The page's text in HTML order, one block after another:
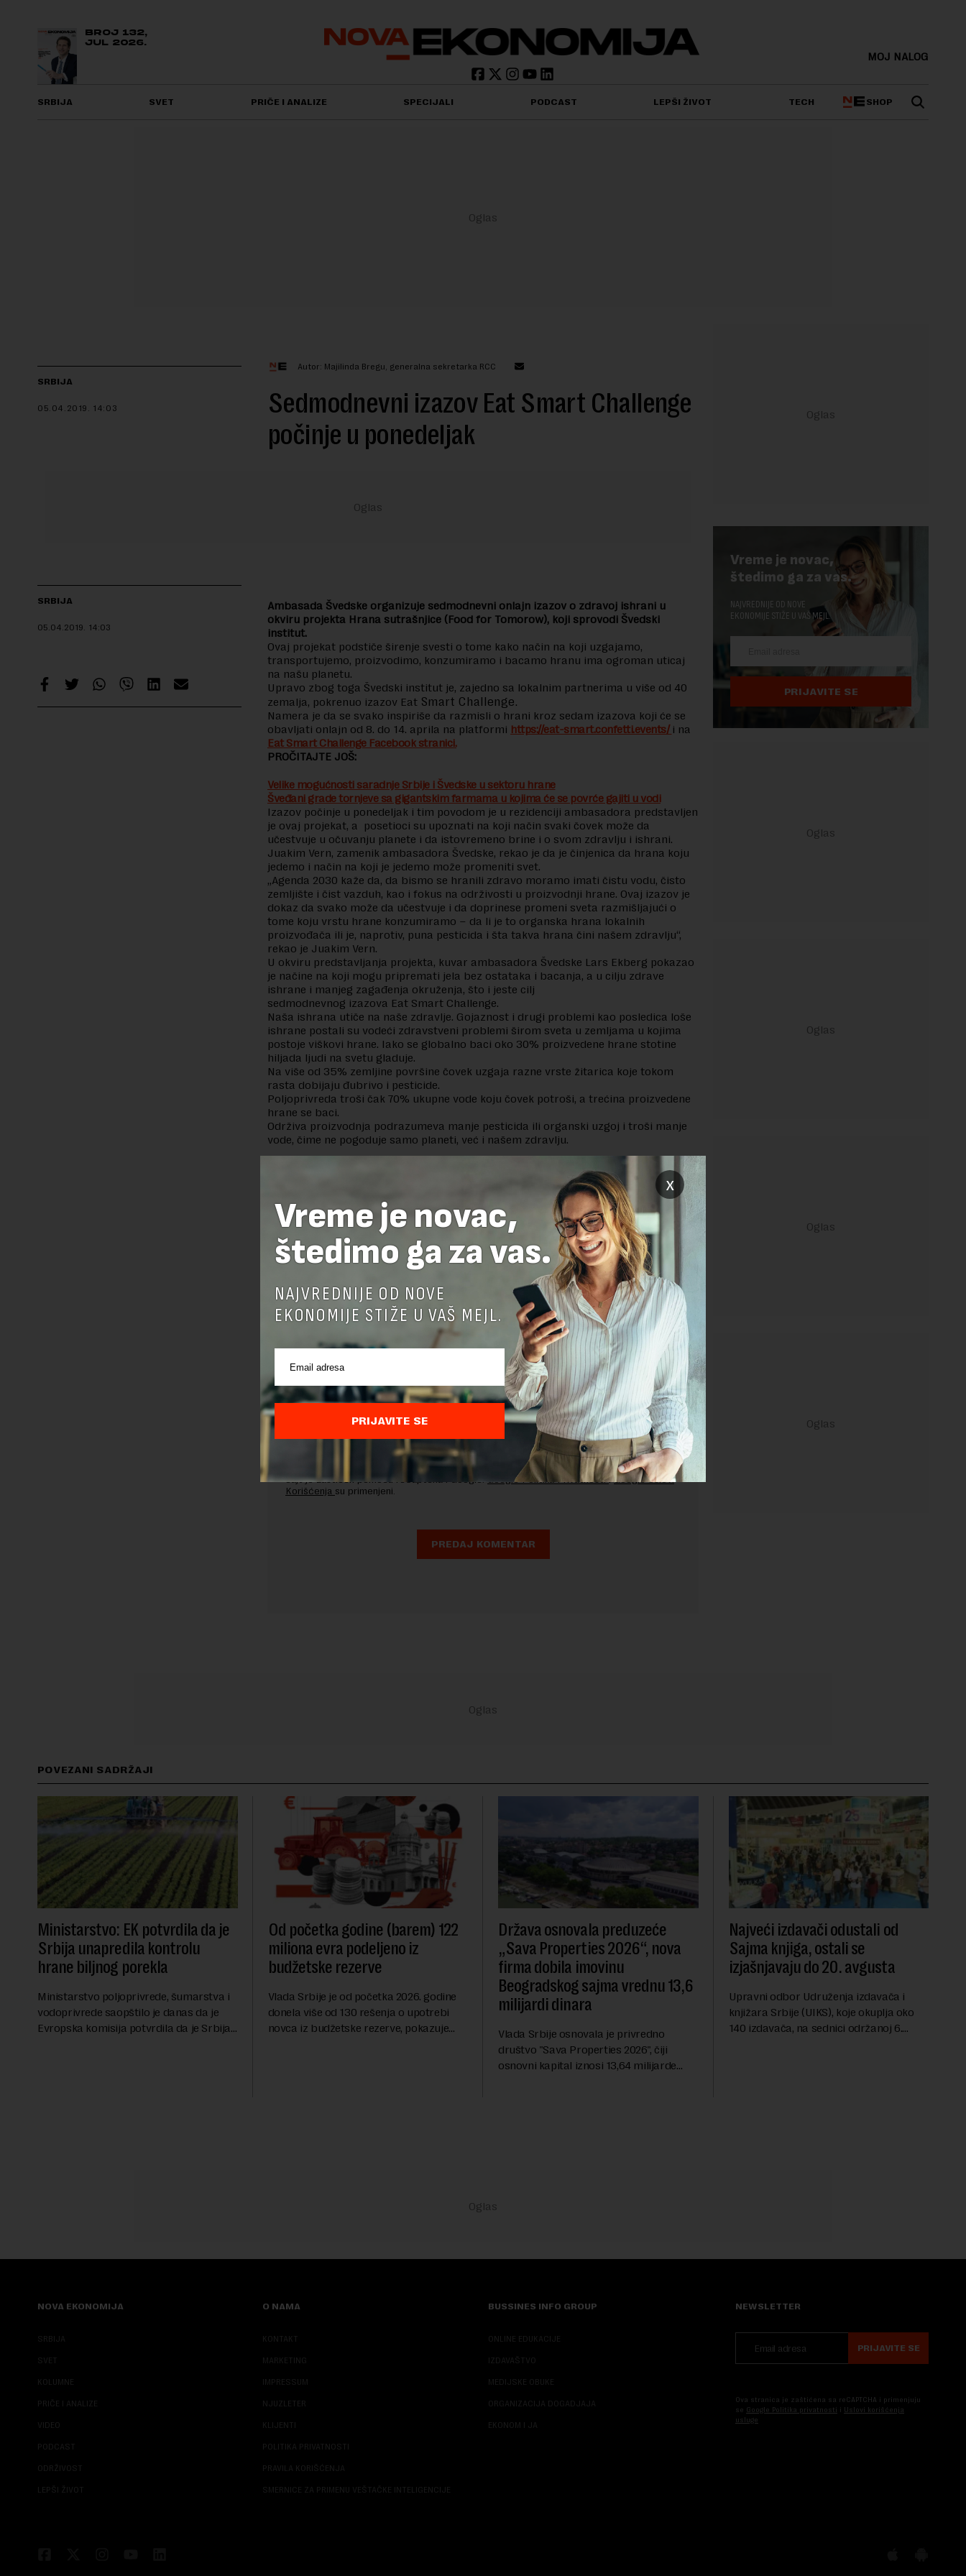
BROJ 132,
JUL 2026.
MOJ NALOG
SRBIJA SVET PRIČE I ANALIZE SPECIJALI PODCAST LEPŠI ŽIVOT TECH SHOP
SRBIJA
05.04.2019. 14:03
Autor: Majilinda Bregu, generalna sekretarka RCC
Sedmodnevni izazov Eat Smart Challenge
počinje u ponedeljak
SRBIJA
05.04.2019. 14:03
Ambasada Švedske organizuje sedmodnevni onlajn izazov o zdravoj ishrani u
okviru projekta Hrana sutrašnjice (Food for Tomorow), koji sprovodi Švedski
institut.
Ovaj projekat podstiče širenje svesti o tome kako način na koji uzgajamo,
transportujemo, proizvodimo, konzumiramo i bacamo hranu ima ogroman uticaj
na našu planetu.
Upravo zbog toga Švedski institut je, zajedno sa lokalnim partnerima u više od 40
zemalja, pokrenuo izazov Eat Smart Challenge.
Namera je da se svako inspiriše da razmisli o hrani kroz sedam izazova koji će se
obavljati onlajn od 8. do 14. aprila na platformi https://eat-smart.confetti.events/ i na
Eat Smart Challenge Facebook stranici.
PROČITAJTE JOŠ:
Velike mogućnosti saradnje Srbije i Švedske u sektoru hrane
Šveđani grade tornjeve sa gigantskim farmama u kojima će se povrće gajiti u vodi
Izazov počinje u ponedeljak i tim povodom je u rezidenciji ambasadora predstavljen
je ovaj projekat, a posetioci su upoznati na koji način svaki čovek može da
učestvuje u očuvanju planete i da istovremeno brine i o svom zdravlju i ishrani.
Juakim Vern, zamenik ambasadora Švedske, rekao je da je činjenica da hrana koju
jedemo i način na koji je jedemo može promeniti svet.
„Agenda 2030 kaže da, da bismo se hranili zdravo moramo imati čistu vodu, čisto
zemljište i čist vazduh, kao i fokus na održivosti u proizvodnji hrane. Ovaj izazov je
dokaz da svako može da učestvuje i da doprinese promeni sveta razmišljajući o
tome koju vrstu hrane konzumiramo – da li je to organska hrana lokalnih
proizvođača ili je, naprotiv, puna pesticida i šta takva hrana čini našem zdravlju“,
rekao je Juakim Vern.
U okviru predstavljanja projekta, kuvar ambasadora Švedske Lars Ekberg pokazao
je načine na koji mogu pripremati jela bez ostataka i bacanja, a u cilju zdrave
ishrane i manjeg zagađenja okruženja, što i jeste cilj
sedmodnevnog izazova Eat Smart Challenge.
Naša ishrana utiče na naše zdravlje. Gojaznost i drugi problemi kao posledica loše
ishrane postali su vodeći zdravstveni problemi širom sveta u zemljama u kojima
postoje viškovi hrane. Iako se globalno baci oko 30% proizvedene hrane stotine
hiljada ljudi na svetu gladuje.
Na više od 35% zemljine površine čovek uzgaja razne vrste žitarica koje tokom
rasta dobijaju đubrivo i pesticide.
Poljoprivreda troši čak 70% ukupne vode koju čovek potroši, a trećina proizvedene
hrane se baci.
Održiva proizvodnja podrazumeva manje pesticida ili organski uzgoj i troši manje
vode, čime ne pogoduje samo planeti, već i našem zdravlju.
Preuzimanje delova teksta je dozvoljeno, ali uz obavezno navođenje izvora i uz postavljanje linka
OSTAVITE ODGOVOR
Pre slanja komentara, molimo vas da se upoznate sa
pravilima komentarisanja i pravilima
Sajt je zaštićen pomocu reCaptcha i Google. Google Politika Privatnostii Google Uslovi
Korišćenja su primenjeni.
Vreme je novac,
štedimo ga za vas.
NAJVREDNIJE OD NOVE
EKONOMIJE STIŽE U VAŠ MEJL.
PRIJAVITE SE
POVEZANI SADRŽAJI
Ministarstvo: EK potvrdila da je
Srbija unapredila kontrolu
hrane biljnog porekla
Ministarstvo poljoprivrede, šumarstva i
vodoprivrede saopštilo je danas da je
Evropska komisija potvrdila da je Srbija
Od početka godine (barem) 122
miliona evra podeljeno iz
budžetske rezerve
Vlada Srbije je od početka 2026. godine
donela više od 130 rešenja o upotrebi
novca iz budžetske rezerve, pokazuje
Država osnovala preduzeće
„Sava Properties 2026“, nova
firma dobila imovinu
Beogradskog sajma vrednu 13,6
milijardi dinara
Vlada Srbije osnovala je privredno
društvo "Sava Properties 2026", čiji
osnovni kapital iznosi 13,64 milijarde
Najveći izdavači odustali od
Sajma knjiga, ostali se
izjašnjavaju do 20. avgusta
Upravni odbor Udruženja izdavača i
knjižara Srbije (UIKS), koje okuplja oko
140 izdavača, na sednici održanoj 6.
NOVA EKONOMIJA
SRBIJA
SVET
KOLUMNE
PRIČE I ANALIZE
VIDEO
PODCAST
ODRŽIVOST
LEPŠI ŽIVOT
O NAMA
KONTAKT
MARKETING
IMPRESSUM
NJUZLETER
KLIJENTI
POLITIKA PRIVATNOSTI
PRAVILA KORIŠĆENJA
SMERNICE ZA PRIMENU VEŠTAČKE INTELIGENCIJE
BUSSINES INFO GROUP
ONLINE EDUKACIJE
IZDAVAŠTVO
MEDIJSKE OBUKE
ORGANIZACIJA DOGADJAJA
EKONOM I JA
NEWSLETTER
PRIJAVITE SE
Ova stranica je zaštićena sa reCAPTCHA i primenjuju
se Google Politika privatnosti i Uslovi korišćenja
usluge
x
Vreme je novac,
štedimo ga za vas.
NAJVREDNIJE OD NOVE
EKONOMIJE STIŽE U VAŠ MEJL.
PRIJAVITE SE